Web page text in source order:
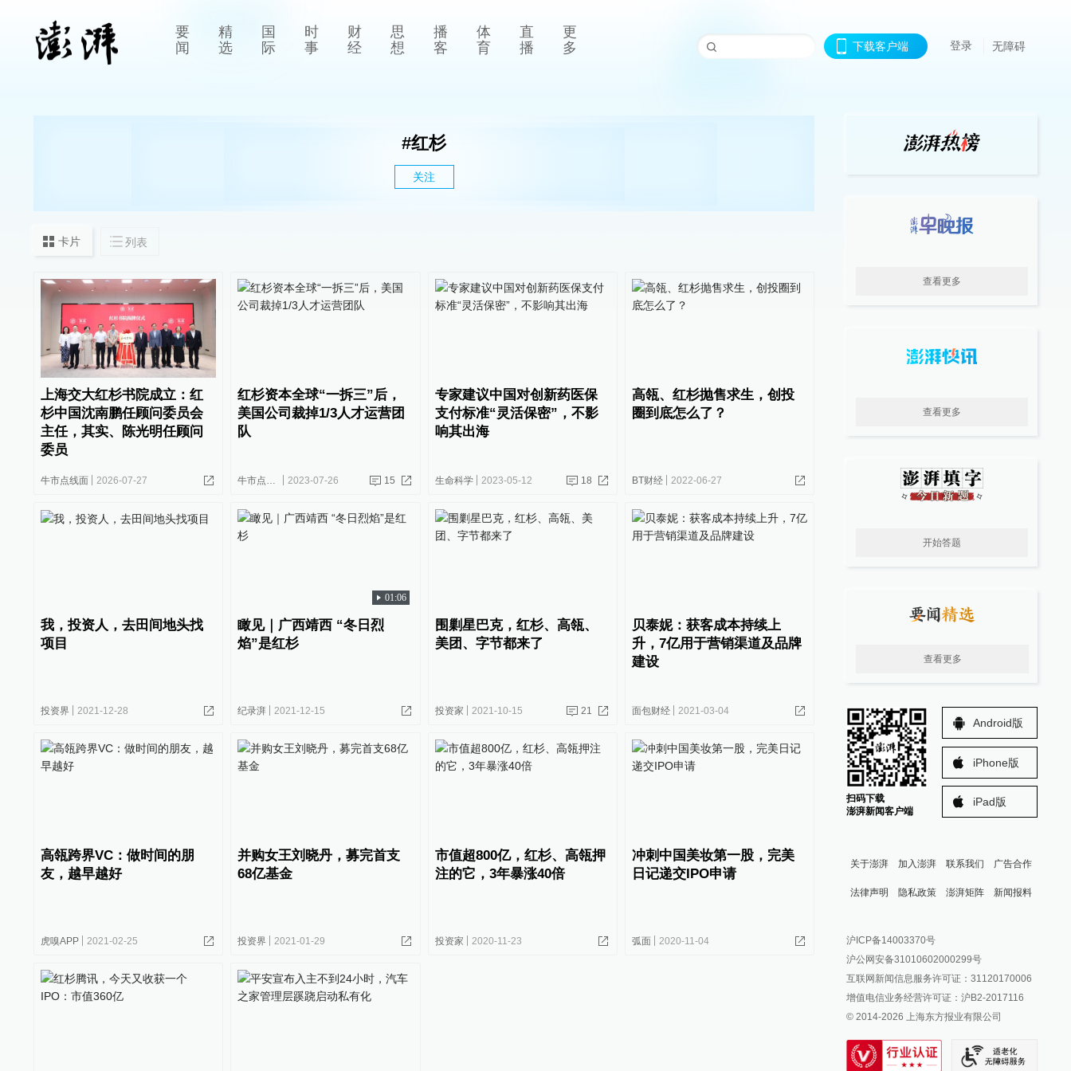
要
闻
精
选
国
际
时
事
财
经
思
想
播
客
体
育
直
播
更
多
下载客户端 登录 无障碍
#红杉
关注
卡片 列表
上海交大红杉书院成立：红
杉中国沈南鹏任顾问委员会
主任，其实、陈光明任顾问
委员
牛市点线面 2026-07-27
红杉资本全球“一拆三”后，
美国公司裁掉1/3人才运营团
队
牛市点线面 2023-07-26 15
专家建议中国对创新药医保
支付标准“灵活保密”，不影
响其出海
生命科学 2023-05-12 18
高瓴、红杉抛售求生，创投
圈到底怎么了？
BT财经 2022-06-27
我，投资人，去田间地头找
项目
投资界 2021-12-28
01:06
瞰见｜广西靖西 “冬日烈
焰”是红杉
纪录湃 2021-12-15
围剿星巴克，红杉、高瓴、
美团、字节都来了
投资家 2021-10-15 21
贝泰妮：获客成本持续上
升，7亿用于营销渠道及品牌
建设
面包财经 2021-03-04
高瓴跨界VC：做时间的朋
友，越早越好
虎嗅APP 2021-02-25
并购女王刘晓丹，募完首支
68亿基金
投资界 2021-01-29
市值超800亿，红杉、高瓴押
注的它，3年暴涨40倍
投资家 2020-11-23
冲刺中国美妆第一股，完美
日记递交IPO申请
弧面 2020-11-04
查看更多
查看更多
开始答题
查看更多
扫码下载
澎湃新闻客户端
Android版
iPhone版
iPad版
关于澎湃 加入澎湃 联系我们 广告合作
法律声明 隐私政策 澎湃矩阵
澎湃新闻公众号
澎湃新闻抖音号
派生万物开放平台
IP SHANGHAI
SIXTH TONE
新闻报料
报料邮箱: news@thepaper.cn
沪ICP备14003370号
沪公网安备31010602000299号
互联网新闻信息服务许可证：31120170006
增值电信业务经营许可证：沪B2-2017116
© 2014-2026 上海东方报业有限公司